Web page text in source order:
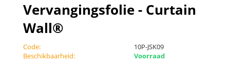
Vervangingsfolie - Curtain
Wall®
Code:
10P-JSK09
Beschikbaarheid:
Voorraad